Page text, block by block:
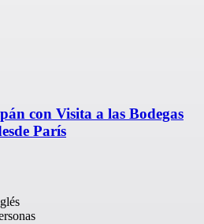
con Visita a las Bodegas
París